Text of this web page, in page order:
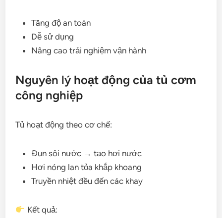
Tăng độ an toàn
Dễ sử dụng
Nâng cao trải nghiệm vận hành
Nguyên lý hoạt động của tủ cơm
công nghiệp
Tủ hoạt động theo cơ chế:
Đun sôi nước → tạo hơi nước
Hơi nóng lan tỏa khắp khoang
Truyền nhiệt đều đến các khay
Kết quả: